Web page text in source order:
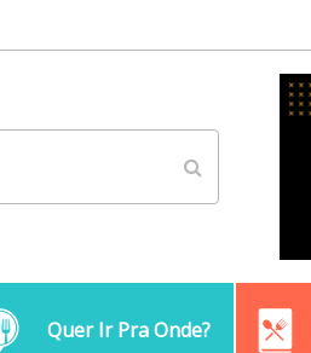
Quer Ir Pra Onde?